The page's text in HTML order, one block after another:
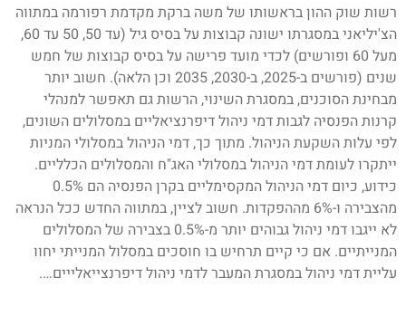
רשות שוק ההון בראשותו של משה ברקת מקדמת רפורמה במתווה
הצ'יליאני במסגרתו ישונה קבוצות על בסיס גיל (עד 50, 50 עד 60,
מעל 60 ופורשים) לכדי מועד פרישה על בסיס קבוצות של חמש
שנים (פורשים ב-2025, ב-2030, 2035 וכן הלאה). חשוב יותר
מבחינת הסוכנים, במסגרת השינוי, הרשות גם תאפשר למנהלי
קרנות הפנסיה לגבות דמי ניהול דיפרנציאליים במסלולים השונים,
לפי עלות השקעת הניהול. מתוך כך, דמי הניהול במסלולי המניות
ייתקרו לעומת דמי הניהול במסלולי האג"ח והמסלולים הכלליים.
כידוע, כיום דמי הניהול המקסימליים בקרן הפנסיה הם 0.5%
מהצבירה ו-6% מההפקדות. חשוב לציין, במתווה החדש ככל הנראה
לא ייגבו דמי ניהול גבוהים יותר מ-0.5% בצבירה של המסלולים
המנייתיים. אם כי קיים תרחיש בו חוסכים במסלול המנייתי יחוו
עליית דמי ניהול במסגרת המעבר לדמי ניהול דיפרנצייאלייים….